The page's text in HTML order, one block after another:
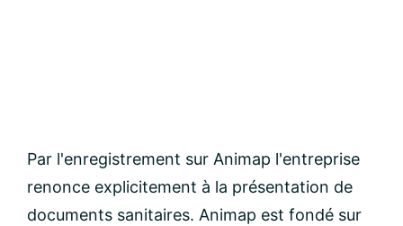
Par l'enregistrement sur Animap l'entreprise
renonce explicitement à la présentation de
documents sanitaires. Animap est fondé sur